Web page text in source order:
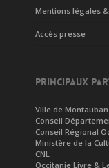
Mentions légales &
Accès presse
PRINCIPAUX
Ville de Montauban
Conseil
Conseil Régional
Ministère de la
CNL
Occitanie Livre &